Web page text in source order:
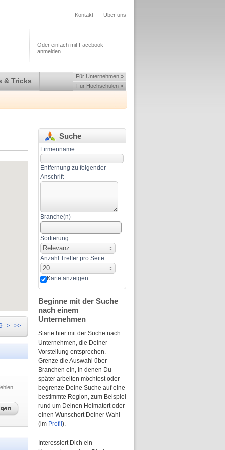
Kontakt Über uns
Oder einfach mit Facebook
anmelden
& Tricks
Für Unternehmen »
Für Hochschulen »
> >>
Suche
Firmenname
Entfernung zu folgender
Anschrift
Branche(n)
Sortierung
Relevanz
Anzahl Treffer pro Seite
20
Karte anzeigen
Beginne mit der Suche
nach einem
Unternehmen
Starte hier mit der Suche nach
Unternehmen, die Deiner
Vorstellung entsprechen.
Grenze die Auswahl über
Branchen ein, in denen Du
später arbeiten möchtest oder
begrenze Deine Suche auf eine
bestimmte Region, zum Beispiel
rund um Deinen Heimatort oder
einen Wunschort Deiner Wahl
(im Profil ).
Interessiert Dich ein